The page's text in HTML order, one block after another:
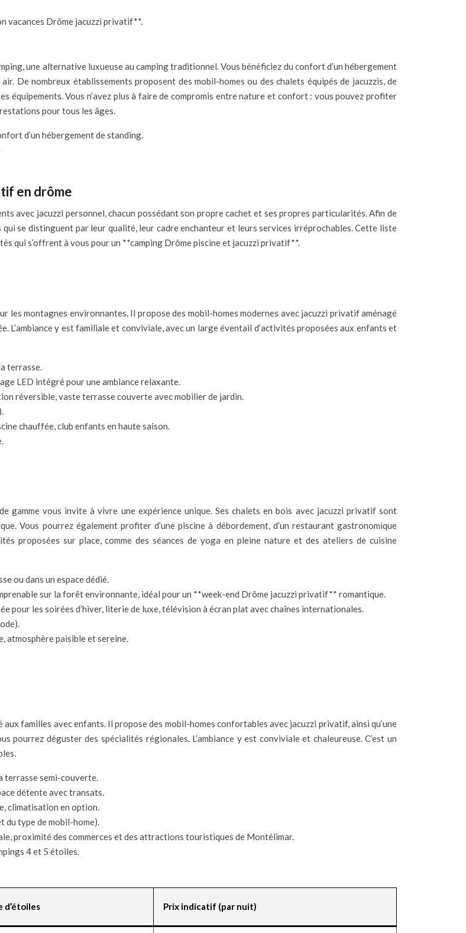
vacances Drôme jacuzzi privatif**.
une alternative luxueuse au camping traditionnel. Vous bénéficiez du confort d’un hébergement
De nombreux établissements proposent des mobil-homes ou des chalets équipés de jacuzzis, de
équipements. Vous n’avez plus à faire de compromis entre nature et confort : vous pouvez profiter
pour tous les âges.
d’un hébergement de standing.
en drôme
avec jacuzzi personnel, chacun possédant son propre cachet et ses propres particularités. Afin de
se distinguent par leur qualité, leur cadre enchanteur et leurs services irréprochables. Cette liste
qui s’offrent à vous pour un **camping Drôme piscine et jacuzzi privatif**.
les montagnes environnantes. Il propose des mobil-homes modernes avec jacuzzi privatif aménagé
L’ambiance y est familiale et conviviale, avec un large éventail d’activités proposées aux enfants et
terrasse.
LED intégré pour une ambiance relaxante.
réversible, vaste terrasse couverte avec mobilier de jardin.
chauffée, club enfants en haute saison.
gamme vous invite à vivre une expérience unique. Ses chalets en bois avec jacuzzi privatif sont
Vous pourrez également profiter d’une piscine à débordement, d’un restaurant gastronomique
proposées sur place, comme des séances de yoga en pleine nature et des ateliers de cuisine
ou dans un espace dédié.
sur la forêt environnante, idéal pour un **week-end Drôme jacuzzi privatif** romantique.
pour les soirées d’hiver, literie de luxe, télévision à écran plat avec chaînes internationales.
atmosphère paisible et sereine.
familles avec enfants. Il propose des mobil-homes confortables avec jacuzzi privatif, ainsi qu’une
déguster des spécialités régionales. L’ambiance y est conviviale et chaleureuse. C’est un
terrasse semi-couverte.
détente avec transats.
climatisation en option.
du type de mobil-home).
proximité des commerces et des attractions touristiques de Montélimar.
4 et 5 étoiles.
d’étoiles Prix indicatif (par nuit)